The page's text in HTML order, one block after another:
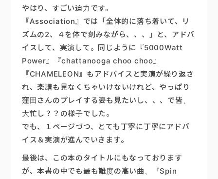
やはり、すごい迫力です。
『Association』では「全体的に落ち着いて、リ
ズムの2、４を体で刻みながら、、、」と、アドバ
イスして、実演して。同じように『5000Watt
Power』『chattanooga choo choo』
『CHAMELEON』もアドバイスと実演が繰り返さ
れ、楽譜も見なくちゃいけないけれど、やっぱり
窪田さんのプレイする姿も見たいし、、、で皆、
大忙し？？の様子でした。
でも、１ページづつ、とても丁寧に丁寧にアドバ
イス＆実演が進んでいきます。
最後は、この本のタイトルにもなっております
が、本書の中でも最も難度の高い曲、『Spin